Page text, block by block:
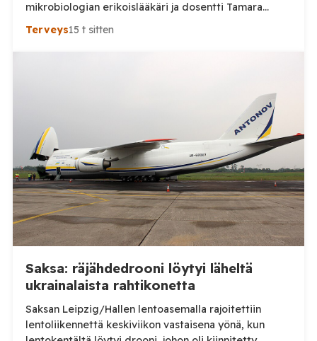
mikrobiologian erikoislääkäri ja dosentti Tamara
Tuuminen pitää ihmisten lisääntynyttä kriittisyyttä
myönteisenä kehityksenä. Aluehallituksen jäsen Ville-
kertoi heinäkuussa julkaisemassaan tiedotteessa,
että neuvoloissa ja kouluterveydenhuollossa on
havaittu merkkejä kasvavasta rokotekriittisyydestä.
Hyvinvointialueen mukaan rokotteiden
tarpeellisuudesta keskustellaan erityisesti […]
Terveys15 t sitten
Saksa: räjähdedrooni löytyi läheltä
ukrainalaista rahtikonetta
Saksan Leipzig/Hallen lentoasemalla rajoitettiin
lentoliikennettä keskiviikon vastaisena yönä, kun